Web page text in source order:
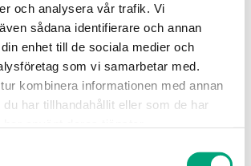
och analysera vår trafik. Vi
sådana identifierare och annan
enhet till de sociala medier och
som vi samarbetar med.
kombinera informationen med annan
har tillhandahållit eller som de har